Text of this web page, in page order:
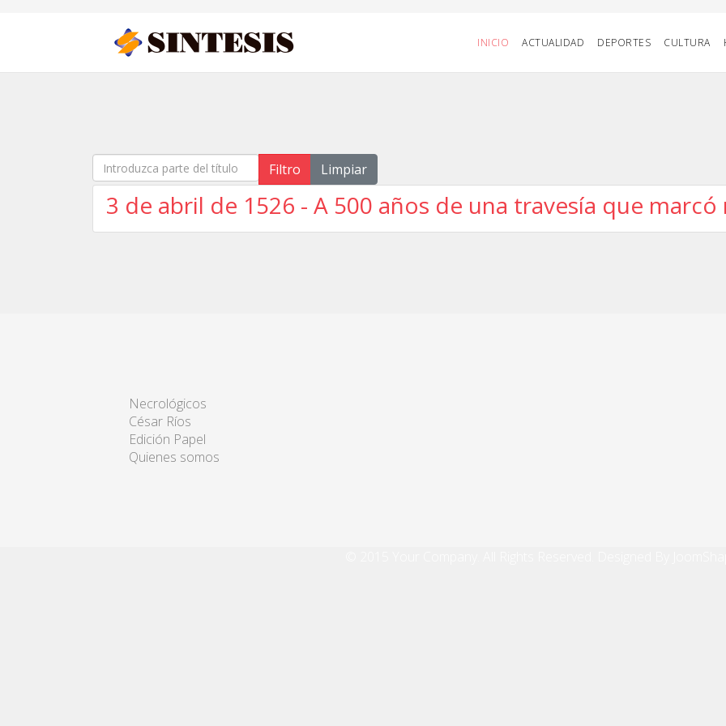
INICIO ACTUALIDAD DEPORTES CULTURA
Introduzca parte del título Filtro Limpiar
3 de abril de 1526 - A 500 años de una travesía que
Necrológicos
César Ríos
Edición Papel
Quienes somos